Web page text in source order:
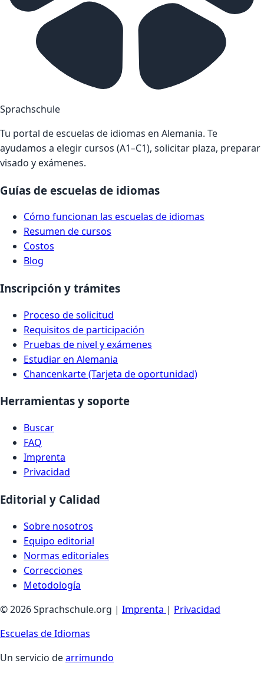
Sprachschule
Tu portal de escuelas de idiomas en Alemania. Te
ayudamos a elegir cursos (A1–C1), solicitar plaza, preparar
visado y exámenes.
Guías de escuelas de idiomas
Cómo funcionan las escuelas de idiomas
Resumen de cursos
Costos
Blog
Inscripción y trámites
Proceso de solicitud
Requisitos de participación
Pruebas de nivel y exámenes
Estudiar en Alemania
Chancenkarte (Tarjeta de oportunidad)
Herramientas y soporte
Buscar
FAQ
Imprenta
Privacidad
Editorial y Calidad
Sobre nosotros
Equipo editorial
Normas editoriales
Correcciones
Metodología
© 2026 Sprachschule.org | Imprenta | Privacidad
Escuelas de Idiomas
Un servicio dearrimundo